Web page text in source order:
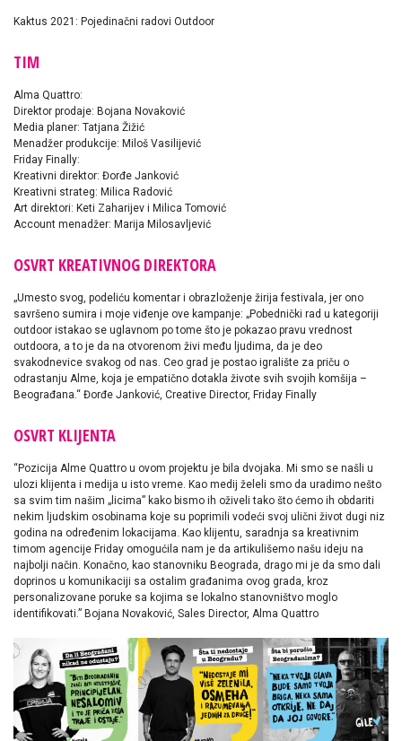
Kaktus 2021: Pojedinačni radovi Outdoor
TIM
Alma Quattro:
Direktor prodaje: Bojana Novaković
Media planer: Tatjana Žižić
Menadžer produkcije: Miloš Vasilijević
Friday Finally:
Kreativni direktor: Đorđe Janković
Kreativni strateg: Milica Radović
Art direktori: Keti Zaharijev i Milica Tomović
Account menadžer: Marija Milosavljević
OSVRT KREATIVNOG DIREKTORA
„Umesto svog, podeliću komentar i obrazloženje žirija festivala, jer ono
savršeno sumira i moje viđenje ove kampanje: „Pobednički rad u kategoriji
outdoor istakao se uglavnom po tome što je pokazao pravu vrednost
outdoora, a to je da na otvorenom živi među ljudima, da je deo
svakodnevice svakog od nas. Ceo grad je postao igralište za priču o
odrastanju Alme, koja je empatično dotakla živote svih svojih komšija –
Beograđana.“ Đorđe Janković, Creative Director, Friday Finally
OSVRT KLIJENTA
“Pozicija Alme Quattro u ovom projektu je bila dvojaka. Mi smo se našli u
ulozi klijenta i medija u isto vreme. Kao medij želeli smo da uradimo nešto
sa svim tim našim „licima” kako bismo ih oživeli tako što ćemo ih obdariti
nekim ljudskim osobinama koje su poprimili vodeći svoj ulični život dugi niz
godina na određenim lokacijama. Kao klijentu, saradnja sa kreativnim
timom agencije Friday omogućila nam je da artikulišemo našu ideju na
najbolji način. Konačno, kao stanovniku Beograda, drago mi je da smo dali
doprinos u komunikaciji sa ostalim građanima ovog grada, kroz
personalizovane poruke sa kojima se lokalno stanovništvo moglo
identifikovati.” Bojana Novaković, Sales Director, Alma Quattro